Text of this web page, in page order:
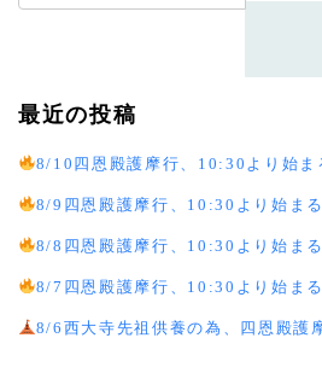
索:
最近の投稿
8/10四恩殿護摩行、10:30より始ま
8/9四恩殿護摩行、10:30より始ま
8/8四恩殿護摩行、10:30より始ま
8/7四恩殿護摩行、10:30より始ま
8/6西大寺先祖供養の為、四恩殿護